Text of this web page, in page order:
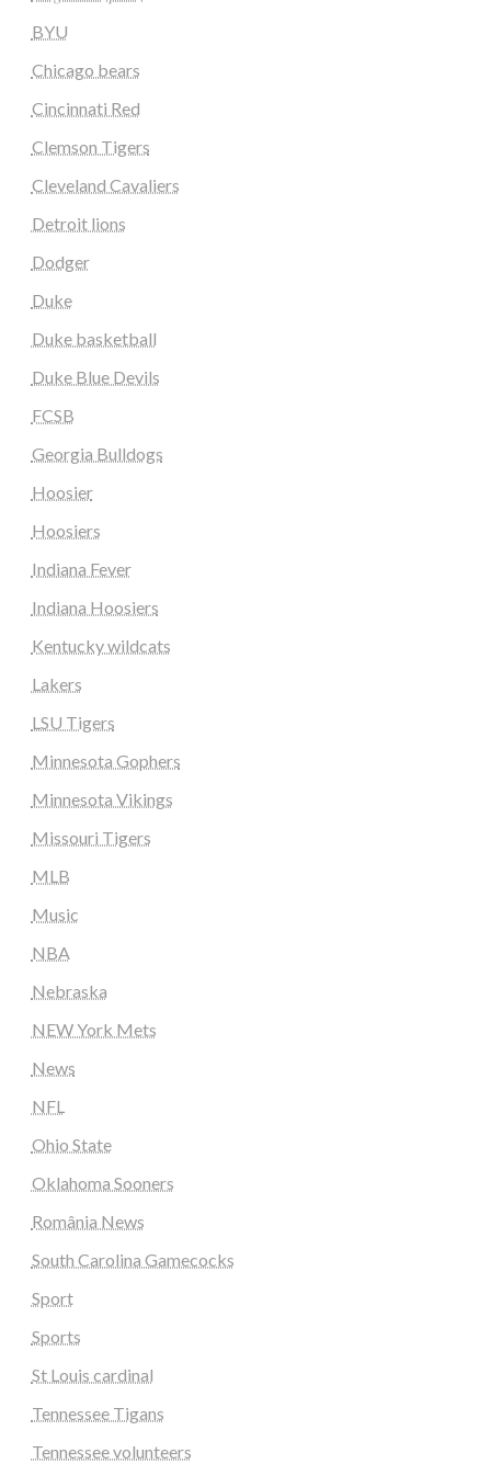
BYU
Chicago bears
Cincinnati Red
Clemson Tigers
Cleveland Cavaliers
Detroit lions
Dodger
Duke
Duke basketball
Duke Blue Devils
FCSB
Georgia Bulldogs
Hoosier
Hoosiers
Indiana Fever
Indiana Hoosiers
Kentucky wildcats
Lakers
LSU Tigers
Minnesota Gophers
Minnesota Vikings
Missouri Tigers
MLB
Music
NBA
Nebraska
NEW York Mets
News
NFL
Ohio State
Oklahoma Sooners
România News
South Carolina Gamecocks
Sport
Sports
St Louis cardinal
Tennessee Tigans
Tennessee volunteers